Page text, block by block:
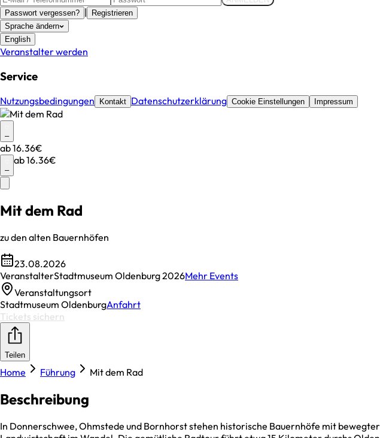
Passwort vergessen? |
Registrieren
Sprache ändern
English
Veranstalter werden
Service
Nutzungsbedingungen Kontakt Datenschutzerklärung Cookie Einstellungen Impressum
–
ab16.36€
–
ab16.36€
Mit dem Rad
zu den alten Bauernhöfen
23.08.2026
VeranstalterStadtmuseum Oldenburg 2026Mehr Events
Veranstaltungsort
Stadtmuseum OldenburgAnfahrt
Tickets sichern
Teilen
Home Führung Mit dem Rad
Beschreibung
In Donnerschwee, Ohmstede und Bornhorst stehen historische Bauernhöfe mit